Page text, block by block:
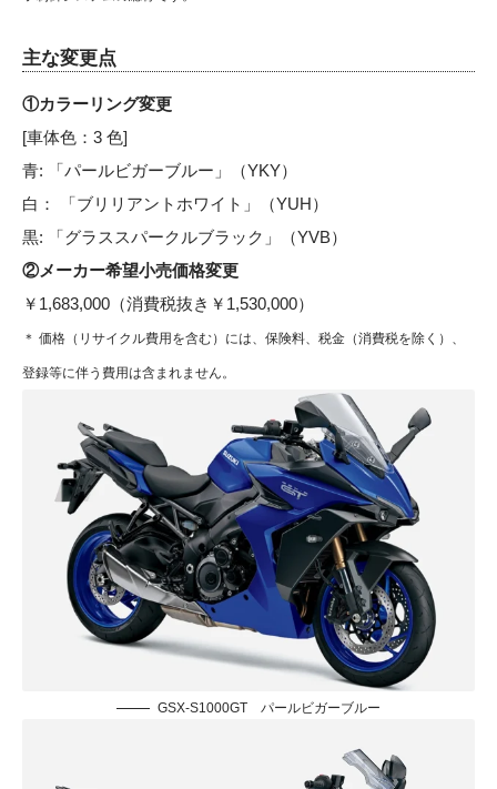
主な変更点
①カラーリング変更
[車体色：3 色]
青: 「パールビガーブルー」（YKY）
白： 「ブリリアントホワイト」（YUH）
黒: 「グラススパークルブラック」（YVB）
②メーカー希望小売価格変更
￥1,683,000（消費税抜き￥1,530,000）
＊ 価格（リサイクル費用を含む）には、保険料、税金（消費税を除く）、
登録等に伴う費用は含まれません。
GSX-S1000GT パールビガーブルー